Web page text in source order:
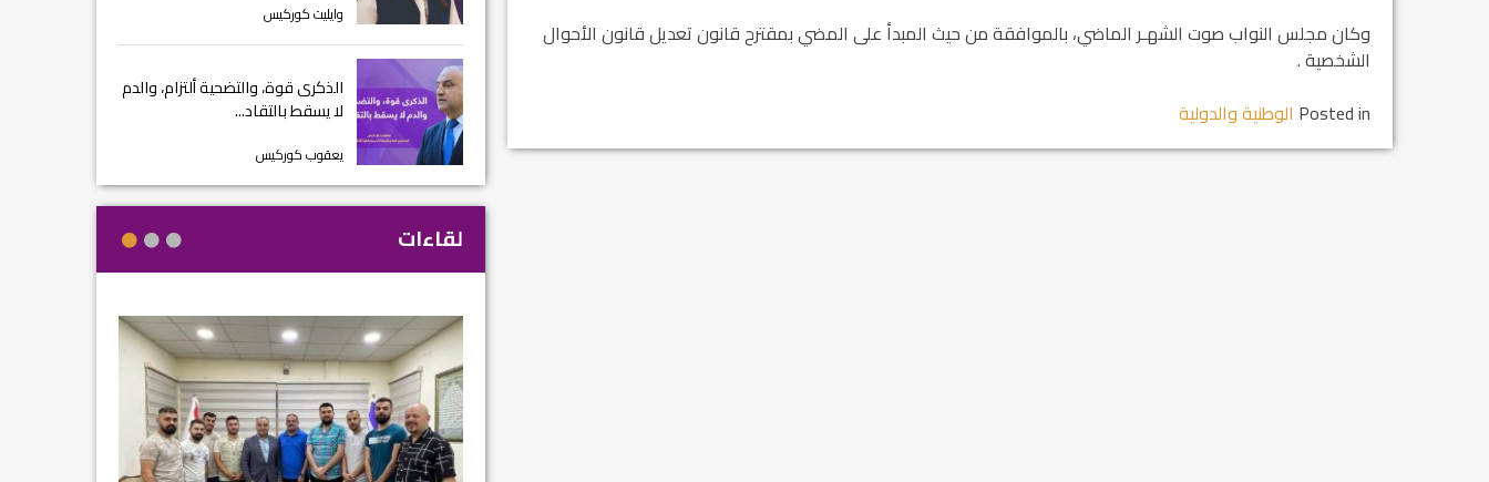
وكان مجلس النواب صوت الشهـر الماضي، بالموافقة من حيث المبدأ على المضي بمقترح قانون تعديل قانون الأحوال
الشخصية .
Posted in الوطنية والدولية
وايليت كوركيس
الذكرى قوة، والتضحية ألتزام، والدم
لا يسقط بالتقاد...
يعقوب كوركيس
لقاءات